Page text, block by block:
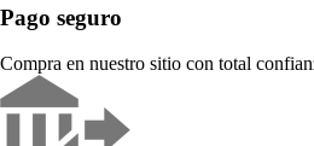
Pago seguro
Compra en nuestro sitio con total